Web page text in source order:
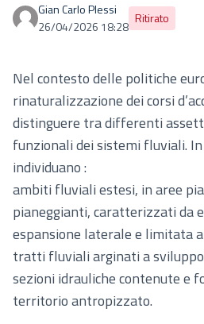
Gian Carlo Plessi
26/04/2026 18:28
Ritirato
Nel contesto delle politiche
rinaturalizzazione dei corsi
distinguere tra differenti
funzionali dei sistemi fluviali.
individuano :
ambiti fluviali estesi, in aree
pianeggianti, caratterizzati da
espansione laterale e limitata
tratti fluviali arginati a sviluppo
sezioni idrauliche contenute e
territorio antropizzato.